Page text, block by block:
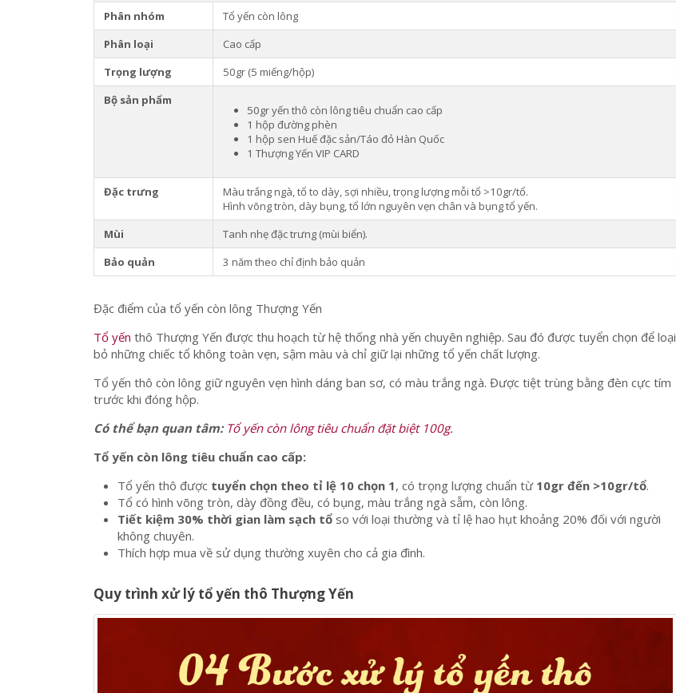
Phân nhóm
Tổ yến còn lông
Phân loại
Cao cấp
Trọng lượng
50gr (5 miếng/hộp)
Bộ sản phẩm
50gr yến thô còn lông tiêu chuẩn cao cấp
1 hộp đường phèn
1 hộp sen Huế đặc sản/Táo đỏ Hàn Quốc
1 Thượng Yến VIP CARD
Đặc trưng
Màu trắng ngà, tổ to dày, sợi nhiều, trọng lượng mỗi tổ >10gr/tổ.
Hình võng tròn, dày bụng, tổ lớn nguyên vẹn chân và bụng tổ yến.
Mùi
Tanh nhẹ đặc trưng (mùi biển).
Bảo quản
3 năm theo chỉ định bảo quản
Đặc điểm của tổ yến còn lông Thượng Yến
Tổ yến thô Thượng Yến được thu hoạch từ hệ thống nhà yến chuyên nghiệp. Sau đó được tuyển chọn để loại
bỏ những chiếc tổ không toàn vẹn, sậm màu và chỉ giữ lại những tổ yến chất lượng.
Tổ yến thô còn lông giữ nguyên vẹn hình dáng ban sơ, có màu trắng ngà. Được tiệt trùng bằng đèn cực tím
trước khi đóng hộp.
Có thể bạn quan tâm: Tổ yến còn lông tiêu chuẩn đặt biệt 100g.
Tổ yến còn lông tiêu chuẩn cao cấp:
Tổ yến thô được tuyển chọn theo tỉ lệ 10 chọn 1, có trọng lượng chuẩn từ 10gr đến >10gr/tổ.
Tổ có hình võng tròn, dày đồng đều, có bụng, màu trắng ngà sẫm, còn lông.
Tiết kiệm 30% thời gian làm sạch tổ so với loại thường và tỉ lệ hao hụt khoảng 20% đối với người
không chuyên.
Thích hợp mua về sử dụng thường xuyên cho cả gia đình.
Quy trình xử lý tổ yến thô Thượng Yến